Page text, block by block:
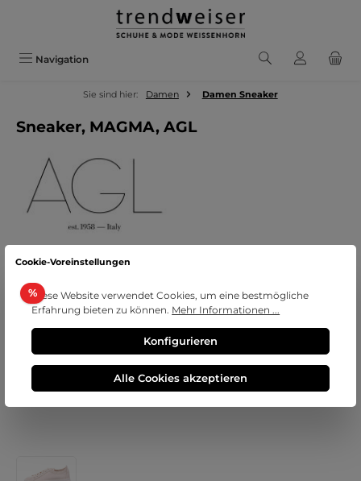
Zum Hauptinhalt springen
Navigation
Sie sind hier: Damen Damen Sneaker
Sneaker, MAGMA, AGL
Bildergalerie überspringen
%Rabatt
Cookie-Voreinstellungen
Diese Website verwendet Cookies, um eine bestmögliche
Erfahrung bieten zu können. Mehr Informationen ...
Konfigurieren
Alle Cookies akzeptieren